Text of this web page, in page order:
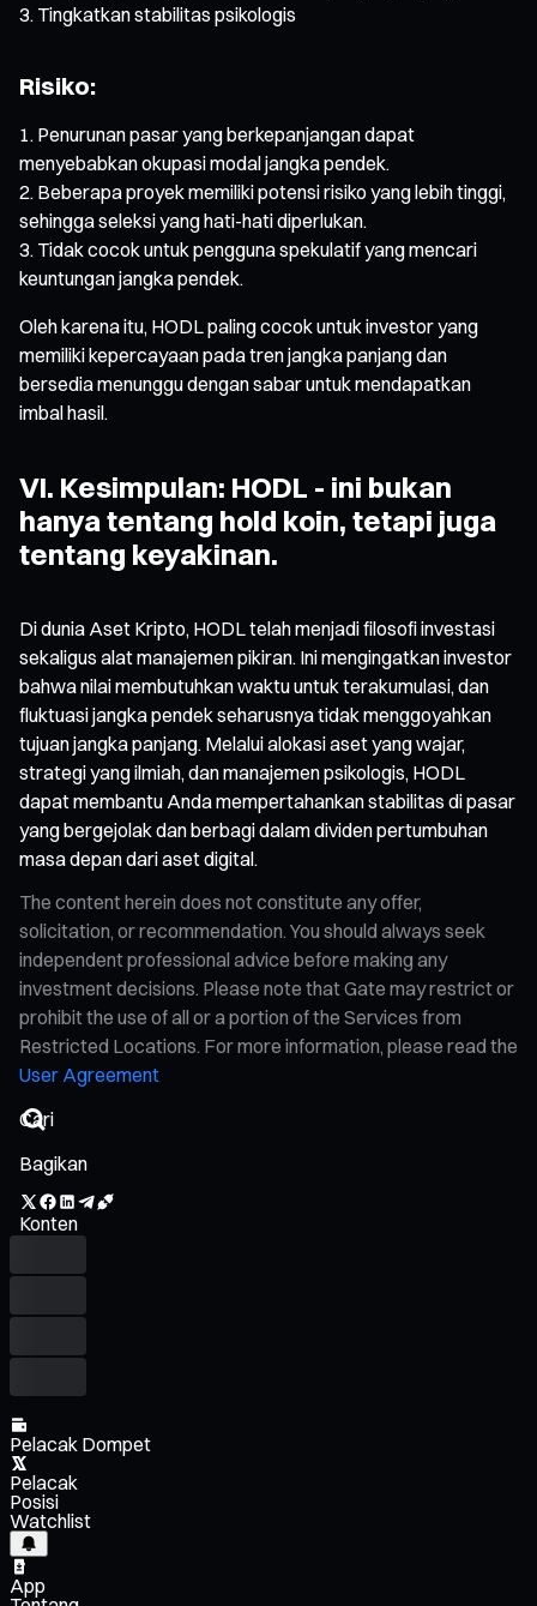
Tingkatkan stabilitas psikologis
Risiko:
Penurunan pasar yang berkepanjangan dapat
menyebabkan okupasi modal jangka pendek.
Beberapa proyek memiliki potensi risiko yang lebih tinggi,
sehingga seleksi yang hati-hati diperlukan.
Tidak cocok untuk pengguna spekulatif yang mencari
keuntungan jangka pendek.
Oleh karena itu, HODL paling cocok untuk investor yang
memiliki kepercayaan pada tren jangka panjang dan
bersedia menunggu dengan sabar untuk mendapatkan
imbal hasil.
VI. Kesimpulan: HODL - ini bukan
hanya tentang hold koin, tetapi juga
tentang keyakinan.
Di dunia Aset Kripto, HODL telah menjadi filosofi investasi
sekaligus alat manajemen pikiran. Ini mengingatkan investor
bahwa nilai membutuhkan waktu untuk terakumulasi, dan
fluktuasi jangka pendek seharusnya tidak menggoyahkan
tujuan jangka panjang. Melalui alokasi aset yang wajar,
strategi yang ilmiah, dan manajemen psikologis, HODL
dapat membantu Anda mempertahankan stabilitas di pasar
yang bergejolak dan berbagi dalam dividen pertumbuhan
masa depan dari aset digital.
The content herein does not constitute any offer,
solicitation, or recommendation. You should always seek
independent professional advice before making any
investment decisions. Please note that Gate may restrict or
prohibit the use of all or a portion of the Services from
Restricted Locations. For more information, please read the
User Agreement
Bagikan
Konten
Pelacak Dompet
Pelacak
Posisi
Watchlist
App